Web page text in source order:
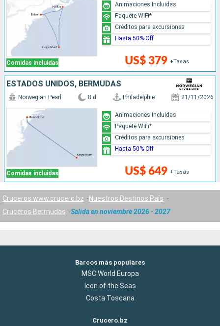
Comidas incluidas US$ 379 +Tasas
Animaciones Incluidas
Paquete WiFi*
Créditos para excursiones
Hasta 50% Off
ESTADOS UNIDOS, BERMUDAS
Comidas incluidas
Norwegian Pearl 8 d Philadelphie 21/11/2026
US$ 649 +Tasas
Animaciones Incluidas
Paquete WiFi*
Créditos para excursiones
Hasta 50% Off
Cruceros www.crucero.bz
Nuestros Destinos País
Cruceros Bermudas
Salida en noviembre 2026 - 2027
Barcos más populares
MSC World Europa
Icon of the Seas
Costa Toscana
Crucero.bz